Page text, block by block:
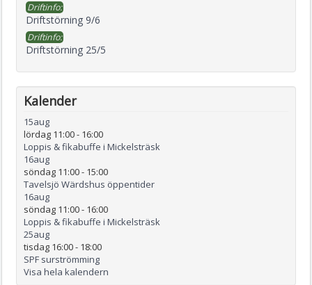
Driftinfo:
Driftstörning 9/6
Driftinfo:
Driftstörning 25/5
Kalender
15aug
lördag 11:00- 16:00
Loppis & fikabuffe i Mickelsträsk
16aug
söndag 11:00- 15:00
Tavelsjö Wärdshus öppentider
16aug
söndag 11:00- 16:00
Loppis & fikabuffe i Mickelsträsk
25aug
tisdag 16:00- 18:00
SPF surströmming
Visa hela kalendern